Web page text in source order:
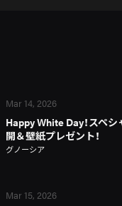
Mar 14, 2026
Happy White Day！スペ
開＆壁紙プレゼント！
グノーシア
Mar 15, 2026